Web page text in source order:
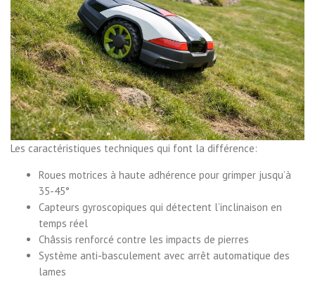
Les caractéristiques techniques qui font la différence:
Roues motrices à haute adhérence pour grimper jusqu’à
35-45°
Capteurs gyroscopiques qui détectent l’inclinaison en
temps réel
Châssis renforcé contre les impacts de pierres
Système anti-basculement avec arrêt automatique des
lames